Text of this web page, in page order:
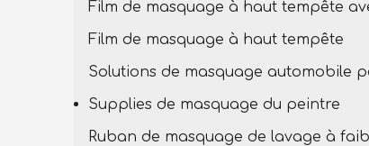
Film de masquage à haut tempête
Supplies de masquage du peintre